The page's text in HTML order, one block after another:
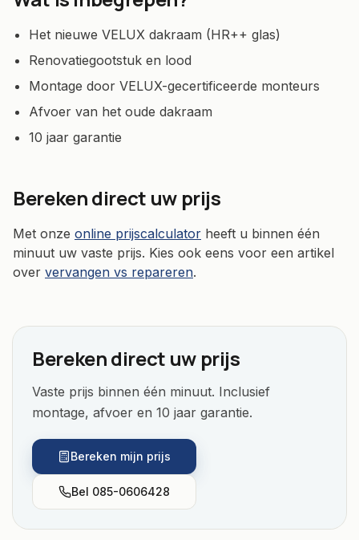
Het nieuwe VELUX dakraam (HR++ glas)
Renovatiegootstuk en lood
Montage door VELUX-gecertificeerde monteurs
Afvoer van het oude dakraam
10 jaar garantie
Bereken direct uw prijs
Met onze online prijscalculator heeft u binnen één
minuut uw vaste prijs. Kies ook eens voor een artikel
over vervangen vs repareren.
Bereken direct uw prijs
Vaste prijs binnen één minuut. Inclusief
montage, afvoer en 10 jaar garantie.
Bereken mijn prijs
Bel 085-0606428